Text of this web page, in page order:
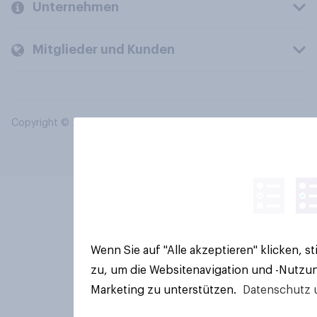
Unternehmen
Mitglieder und Kunden
Copyright © 2026 YouGov PLC. Alle Rechte vorbehalten.
Wenn Sie auf "Alle akzeptieren" klicken,
zu, um die Websitenavigation und -
Marketing zu unterstützen.
Datenschutz